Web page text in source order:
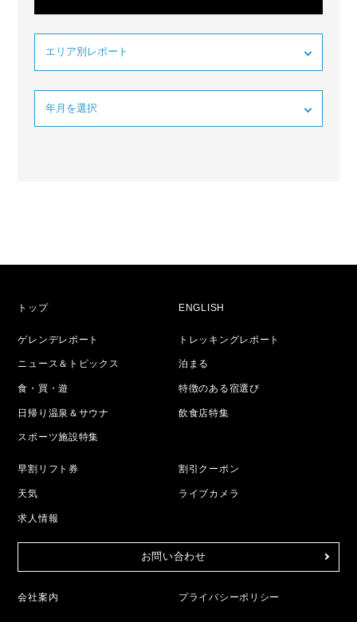
トップ ENGLISH
ゲレンデレポート トレッキングレポート
ニュース＆トピックス 泊まる
食・買・遊 特徴のある宿選び
日帰り温泉＆サウナ 飲食店特集
スポーツ施設特集
早割リフト券 割引クーポン
天気 ライブカメラ
求人情報
お問い合わせ
会社案内 プライバシーポリシー